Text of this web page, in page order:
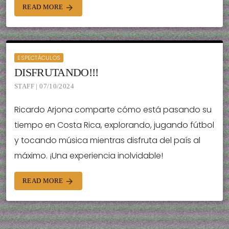
READ MORE arrow_forward
ESPECTÁCULOS
DISFRUTANDO!!!
STAFF | 07/10/2024
Ricardo Arjona comparte cómo está pasando su
tiempo en Costa Rica, explorando, jugando fútbol
y tocando música mientras disfruta del país al
máximo. ¡Una experiencia inolvidable!
READ MORE arrow_forward